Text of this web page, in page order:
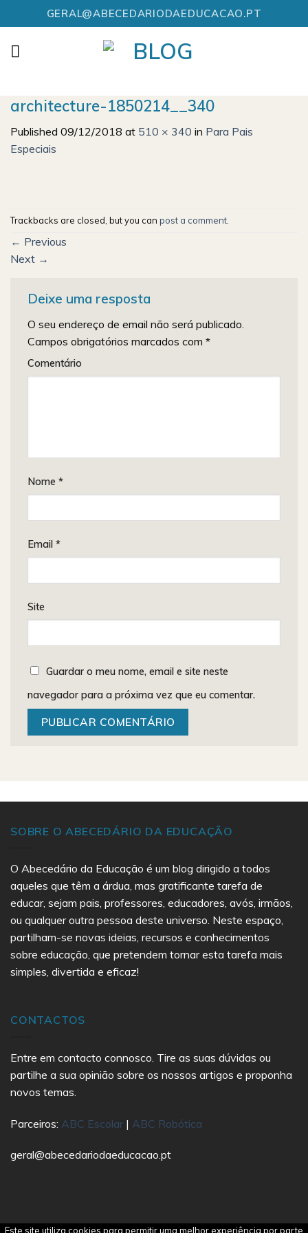
to
content
GERAL@ABECEDARIODAEDUCACAO.PT
architecture-1850214__340
Published 09/12/2018 at 510 × 340 in Para Pais
Especiais
Trackbacks are closed, but you can post a comment
← Previous
Next →
Deixe uma resposta
O seu endereço de email não será publicado.
Campos obrigatórios marcados com *
Comentário
Nome *
Email *
Site
Guardar o meu nome, email e site neste
navegador para a próxima vez que eu comentar.
SOBRE O ABECEDÁRIO DA EDUCAÇÃO
O Abecedário da Educação é um blog dirigido a todos
aqueles que têm a árdua, mas gratificante tarefa de
educar, sejam pais, professores, educadores, avós, irmãos,
ou qualquer outra pessoa deste universo. Neste espaço,
partilham-se novas ideias, recursos e conhecimentos
sobre educação, que pretendem tornar esta tarefa mais
simples, divertida e eficaz!
CONTACTOS
Entre em contacto connosco. Tire as suas dúvidas ou
partilhe a sua opinião sobre os nossos artigos e proponha
novos temas.
Parceiros: ABC Escolar | ABC Robótica
geral@abecedariodaeducacao.pt
Este site utiliza cookies para permitir uma melhor experiência por parte